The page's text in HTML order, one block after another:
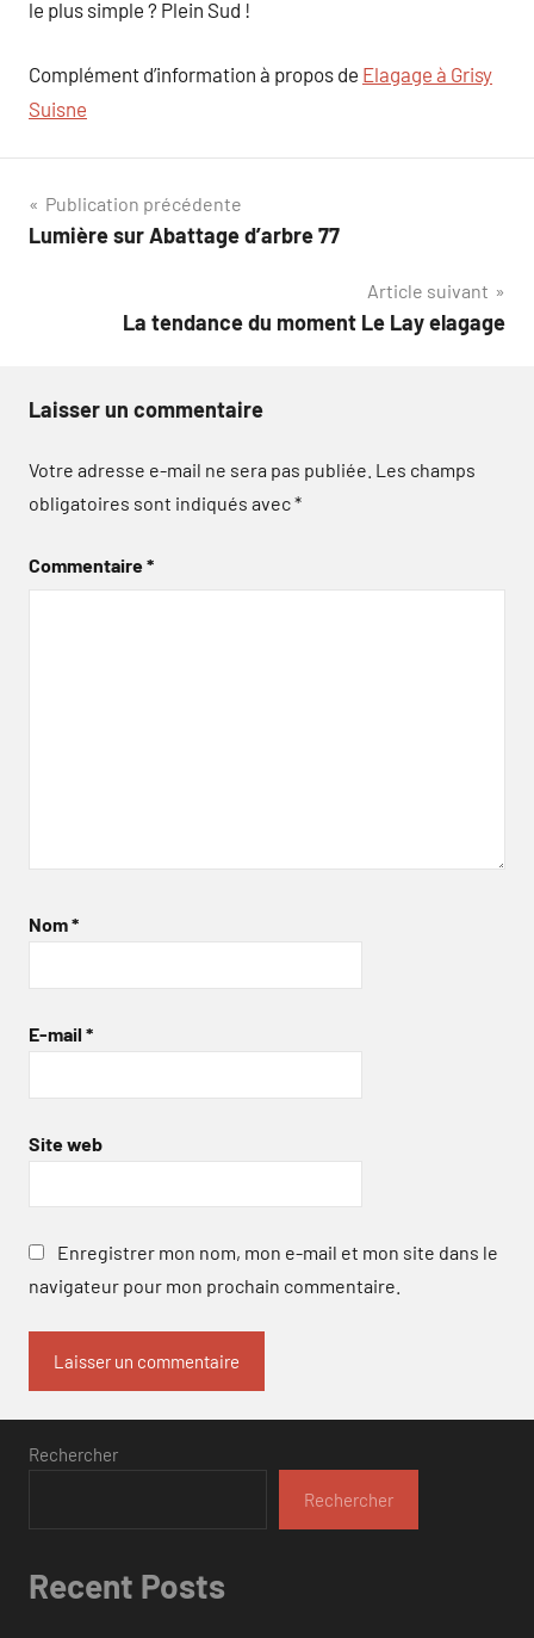
le plus simple ? Plein Sud !
Complément d’information à propos de Elagage à Grisy
Suisne
Navigation
de
Publication précédente
Lumière sur Abattage d’arbre 77
Article suivant
La tendance du moment Le Lay elagage
Laisser un commentaire
Votre adresse e-mail ne sera pas publiée. Les champs
obligatoires sont indiqués avec*
Commentaire*
Nom*
E-mail *
Site web
Enregistrer mon nom, mon e-mail et mon site dans le
navigateur pour mon prochain commentaire.
Rechercher
Rechercher
Recent Posts